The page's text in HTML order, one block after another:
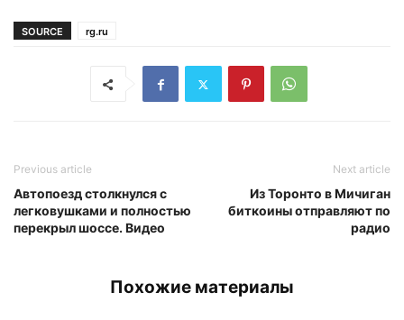
SOURCE rg.ru
Previous article
Автопоезд столкнулся с
легковушками и полностью
перекрыл шоссе. Видео
Next article
Из Торонто в Мичиган
биткоины отправляют по
радио
Похожие материалы